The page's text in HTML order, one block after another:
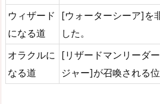
ウィザード
になる道
[ウォーターシーア]を
した。
オラクルに
なる道
[リザードマンリーダ
ジャー]が召喚される